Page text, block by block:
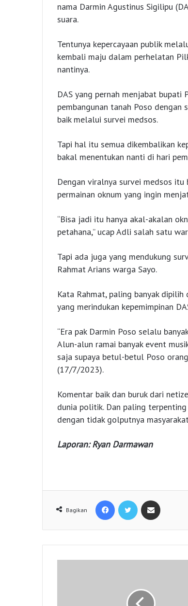
nama Darmin Agustinus Sigilipu
suara.
Tentunya kepercayaan publik
kembali maju dalam perhelatan
nantinya.
DAS yang pernah menjabat
pembangunan tanah Poso dengan
baik melalui survei medsos.
Tapi hal itu semua dikembalikan
bakal menentukan nanti di hari
Dengan viralnya survei medsos itu
permainan oknum yang ingin
“Bisa jadi itu hanya akal-akalan
petahana,” ucap Adli salah satu
Tapi ada juga yang mendukung
Rahmat Arians warga Sayo.
Kata Rahmat, paling banyak dipilih
yang merindukan kepemimpinan
“Era pak Darmin Poso selalu
Alun-alun ramai banyak event
saja supaya betul-betul Poso
(17/7/2023).
Komentar baik dan buruk dari
dunia politik. Dan paling
dengan tidak golputnya
Laporan: Ryan Darmawan
Bagikan
Facebook Twitter